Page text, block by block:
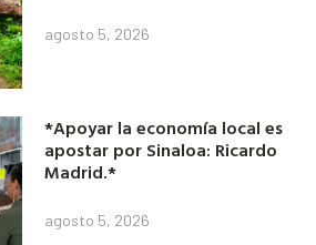
agosto 5, 2026
*Apoyar la economía local es
apostar por Sinaloa: Ricardo
Madrid.*
agosto 5, 2026